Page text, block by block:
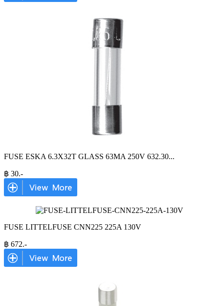
FUSE ESKA 6.3X32T GLASS 63MA 250V 632.30...
฿ 30.-
FUSE LITTELFUSE CNN225 225A 130V
฿ 672.-